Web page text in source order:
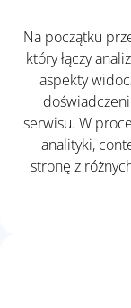
Na początku
który łączy
aspekty
serwisu. W
analityki,
stronę z